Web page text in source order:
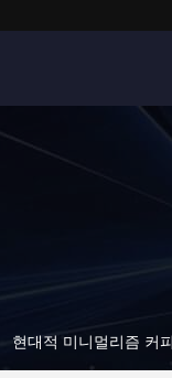
현대적 미니멀리즘 커